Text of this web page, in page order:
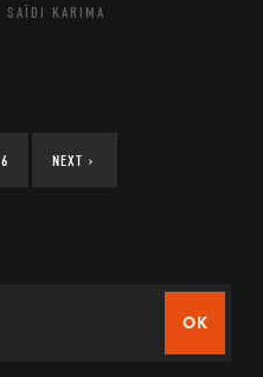
SAÏDI KARIMA
6 NEXT ›
OK